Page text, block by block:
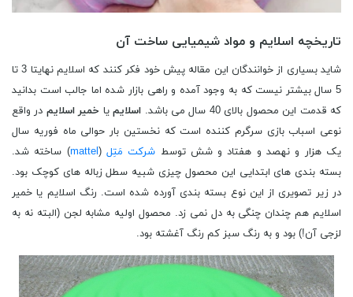
تاریخچه اسلایم و مواد شیمیایی ساخت آن
شاید بسیاری از خوانندگان این مقاله پیش خود فکر کنند که اسلایم نهایتا 3 تا
5 سال بیشتر نیست که به وجود آمده و راهی بازار شده اما جالب است بدانید
که قدمت این محصول بالای 40 سال می باشد.
اسلایمیا خمیر اسلایم در واقع
نوعی اسباب بازی سرگرم کننده است که نخستین بار حوالی ماه فوریه سال
یک هزار و نهصد و هفتاد و شش توسط شرکت مَتِل (
mattel) ساخته شد.
بسته بندی های ابتدایی این محصول چیزی شبیه سطل زباله های کوچک بود.
در زیر تصویری از این نوع بسته بندی آورده شده است. رنگ اسلایم یا خمیر
اسلایم هم چندان چنگی به دل نمی زد. محصول اولیه مشابه لجن (البته نه به
لزجی آن!) بود و به رنگ سبز کم رنگ آغشته بود.